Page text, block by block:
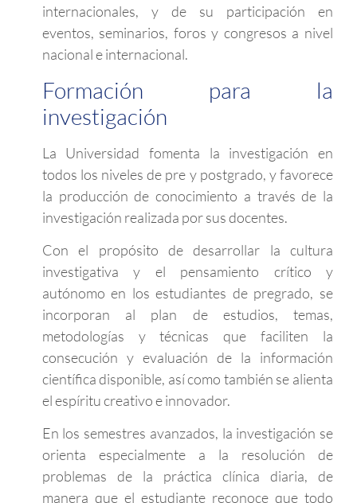
internacionales, y de su participación en
eventos, seminarios, foros y congresos a nivel
nacional e internacional.
Formación para la
investigación
La Universidad fomenta la investigación en
todos los niveles de pre y postgrado, y favorece
la producción de conocimiento a través de la
investigación realizada por sus docentes.
Con el propósito de desarrollar la cultura
investigativa y el pensamiento crítico y
autónomo en los estudiantes de pregrado, se
incorporan al plan de estudios, temas,
metodologías y técnicas que faciliten la
consecución y evaluación de la información
científica disponible, así como también se alienta
el espíritu creativo e innovador.
En los semestres avanzados, la investigación se
orienta especialmente a la resolución de
problemas de la práctica clínica diaria, de
manera que el estudiante reconoce que todo